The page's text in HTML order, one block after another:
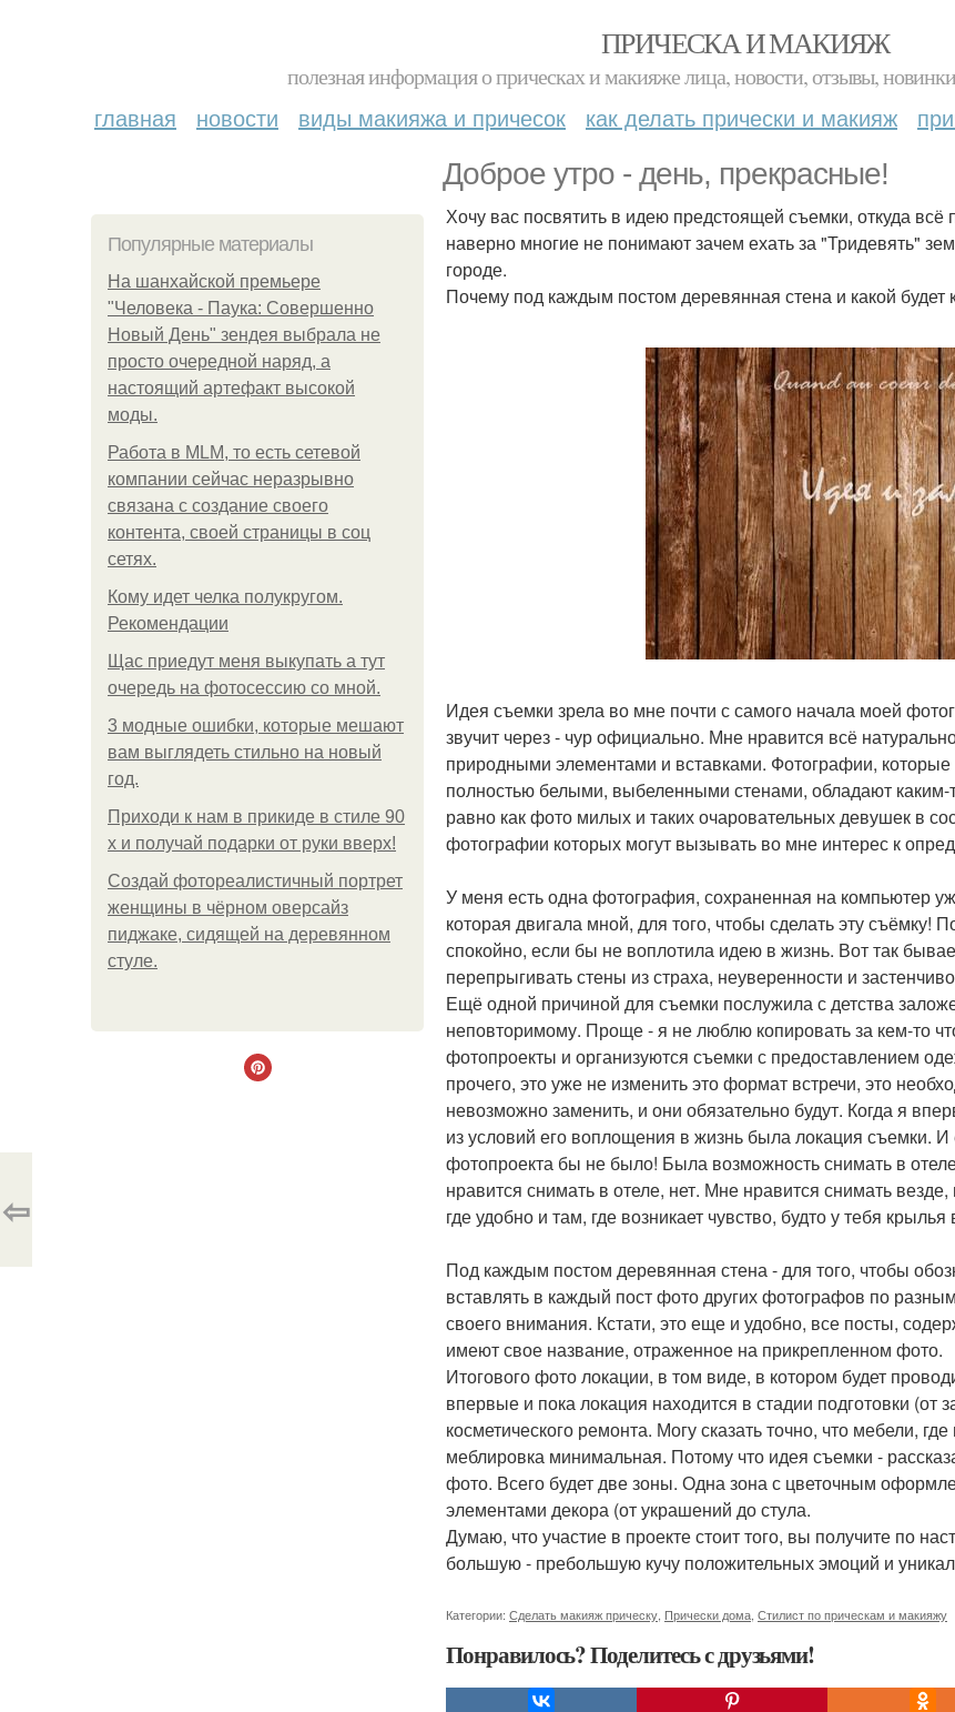
ПРИЧЕСКА И МАКИЯЖ
полезная информация о прическах и макияже лица, новости, отзывы,
главная новости виды макияжа и причесок как делать прически и макияж
Доброе утро - день, прекрасные!
Популярные материалы
На шанхайской премьере
"Человека - Паука: Совершенно
Новый День" зендея выбрала не
просто очередной наряд, а
настоящий артефакт высокой
моды.
Работа в MLM, то есть сетевой
компании сейчас неразрывно
связана с создание своего
контента, своей страницы в соц
сетях.
Кому идет челка полукругом.
Рекомендации
Щас приедут меня выкупать а тут
очередь на фотосессию со мной.
3 модные ошибки, которые мешают
вам выглядеть стильно на новый
год.
Приходи к нам в прикиде в стиле 90
х и получай подарки от руки вверх!
Создай фотореалистичный портрет
женщины в чёрном оверсайз
пиджаке, сидящей на деревянном
стуле.
Хочу вас посвятить в идею предстоящей съемки, откуда
наверно многие не понимают зачем ехать за "Тридевять"
городе.
Почему под каждым постом деревянная стена и какой будет
Идея съемки зрела во мне почти с самого начала моей
звучит через - чур официально. Мне нравится всё
природными элементами и вставками. Фотографии,
полностью белыми, выбеленными стенами, обладают каким-
равно как фото милых и таких очаровательных девушек в
фотографии которых могут вызывать во мне интерес к
У меня есть одна фотография, сохраненная на компьютер
которая двигала мной, для того, чтобы сделать эту съёмку!
спокойно, если бы не воплотила идею в жизнь. Вот так
перепрыгивать стены из страха, неуверенности и
Ещё одной причиной для съемки послужила с детства
неповторимому. Проще - я не люблю копировать за кем-то
фотопроекты и организуются съемки с предоставлением
прочего, это уже не изменить это формат встречи, это
невозможно заменить, и они обязательно будут. Когда я
из условий его воплощения в жизнь была локация съемки.
фотопроекта бы не было! Была возможность снимать в
нравится снимать в отеле, нет. Мне нравится снимать
где удобно и там, где возникает чувство, будто у тебя
Под каждым постом деревянная стена - для того, чтобы
вставлять в каждый пост фото других фотографов по
своего внимания. Кстати, это еще и удобно, все посты,
имеют свое название, отраженное на прикрепленном фото.
Итогового фото локации, в том виде, в котором будет
впервые и пока локация находится в стадии подготовки
косметического ремонта. Могу сказать точно, что мебели,
меблировка минимальная. Потому что идея съемки -
фото. Всего будет две зоны. Одна зона с цветочным
элементами декора (от украшений до стула.
Думаю, что участие в проекте стоит того, вы получите по
большую - пребольшую кучу положительных эмоций и
Категории: Сделать макияж прическу Прически дома Стилист по прическам и макияжу
Понравилось? Поделитесь с друзьями!
⇦